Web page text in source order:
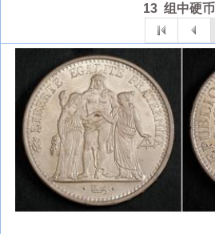
13 组中硬币